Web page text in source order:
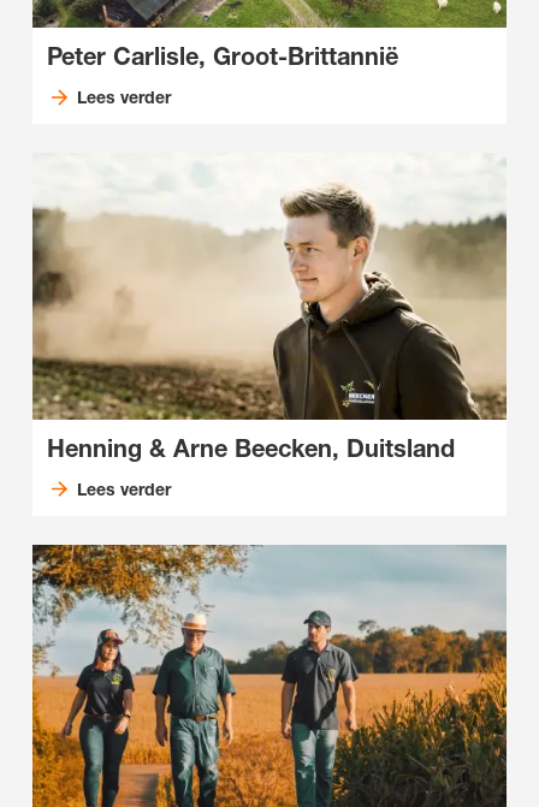
Peter Carlisle, Groot-Brittannië
Lees verder
Henning & Arne Beecken, Duitsland
Lees verder